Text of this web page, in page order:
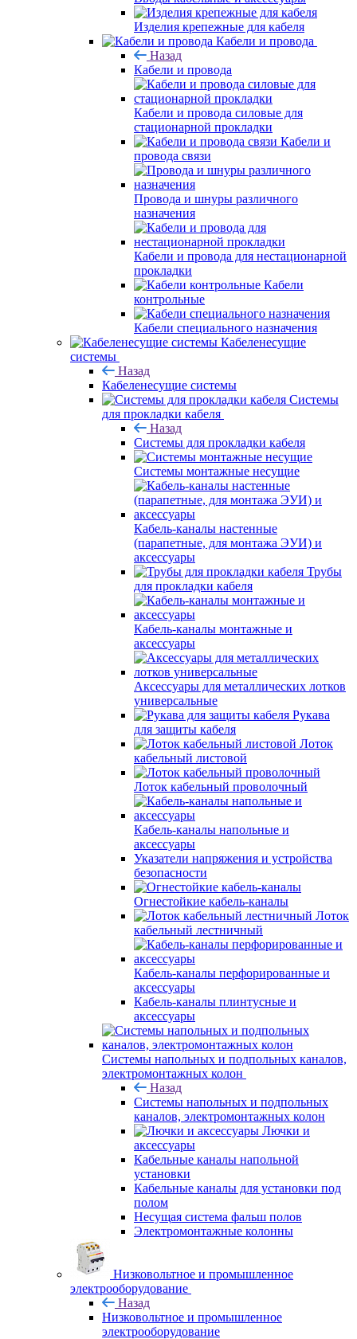
Изделия крепежные для кабеля
Кабели и провода
Назад
Кабели и провода
Кабели и провода силовые для
стационарной прокладки
Кабели и
провода связи
Провода и шнуры различного
назначения
Кабели и провода для нестационарной
прокладки
Кабели
контрольные
Кабели специального назначения
Кабеленесущие
системы
Назад
Кабеленесущие системы
Системы
для прокладки кабеля
Назад
Системы для прокладки кабеля
Системы монтажные несущие
Кабель-каналы настенные
(парапетные, для монтажа ЭУИ) и
аксессуары
Трубы
для прокладки кабеля
Кабель-каналы монтажные и
аксессуары
Аксессуары для металлических лотков
универсальные
Рукава
для защиты кабеля
Лоток
кабельный листовой
Лоток кабельный проволочный
Кабель-каналы напольные и
аксессуары
Указатели напряжения и устройства
безопасности
Огнестойкие кабель-каналы
Лоток
кабельный лестничный
Кабель-каналы перфорированные и
аксессуары
Кабель-каналы плинтусные и
аксессуары
Системы напольных и подпольных каналов,
электромонтажных колон
Назад
Системы напольных и подпольных
каналов, электромонтажных колон
Лючки и
аксессуары
Кабельные каналы напольной
установки
Кабельные каналы для установки под
полом
Несущая система фальш полов
Электромонтажные колонны
Низковольтное и промышленное
электрооборудование
Назад
Низковольтное и промышленное
электрооборудование